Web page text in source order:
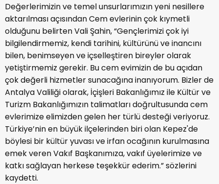
Değerlerimizin ve temel unsurlarımızın yeni nesillere
aktarılması açısından Cem evlerinin çok kıymetli
olduğunu belirten Vali Şahin, “Gençlerimizi çok iyi
bilgilendirmemiz, kendi tarihini, kültürünü ve inancını
bilen, benimseyen ve içselleştiren bireyler olarak
yetiştirmemiz gerekir. Bu cem evimizin de bu açıdan
çok değerli hizmetler sunacağına inanıyorum. Bizler de
Antalya Valiliği olarak, İçişleri Bakanlığımız ile Kültür ve
Turizm Bakanlığımızın talimatları doğrultusunda cem
evlerimize elimizden gelen her türlü desteği veriyoruz.
Türkiye’nin en büyük ilçelerinden biri olan Kepez'de
böylesi bir kültür yuvası ve irfan ocağının kurulmasına
emek veren Vakıf Başkanımıza, vakıf üyelerimize ve
katkı sağlayan herkese teşekkür ederim.” sözlerini
kaydetti.